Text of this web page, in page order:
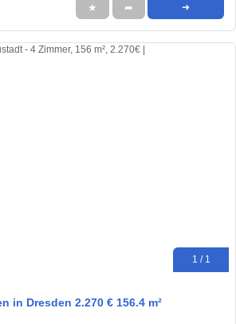
★ ➦ ➜
1 / 1
in Dresden 2.270 € 156.4 m²